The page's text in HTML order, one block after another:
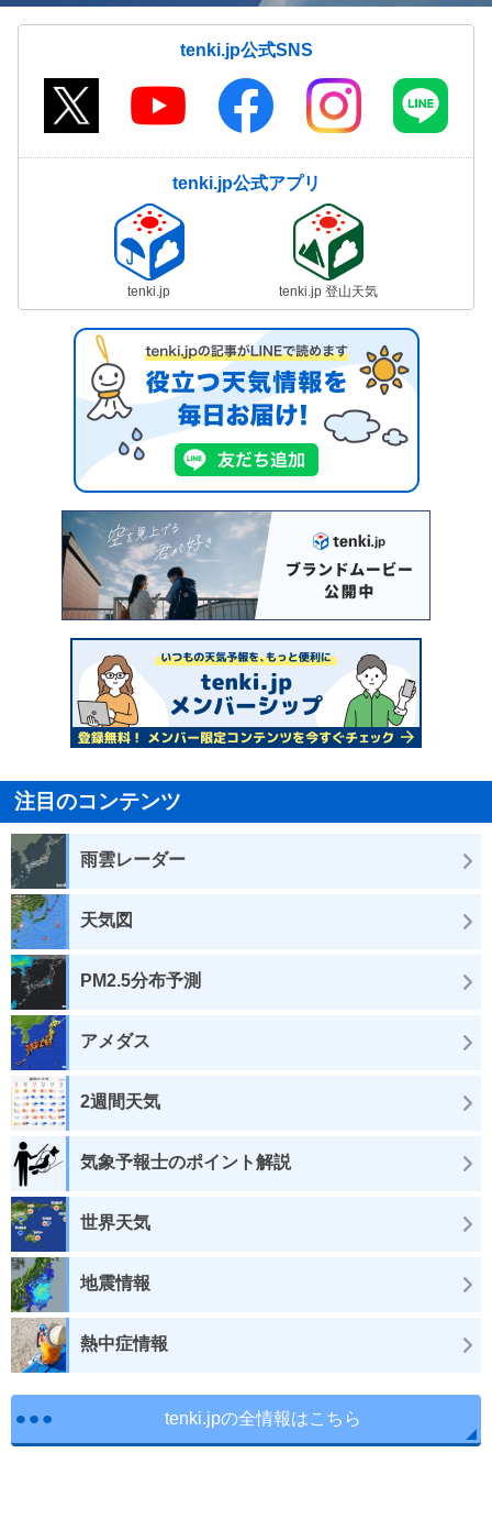
tenki.jp公式SNS
tenki.jp公式アプリ
tenki.jp tenki.jp 登山天気
注目のコンテンツ
雨雲レーダー
天気図
PM2.5分布予測
アメダス
2週間天気
気象予報士のポイント解説
世界天気
地震情報
熱中症情報
tenki.jpの全情報はこちら